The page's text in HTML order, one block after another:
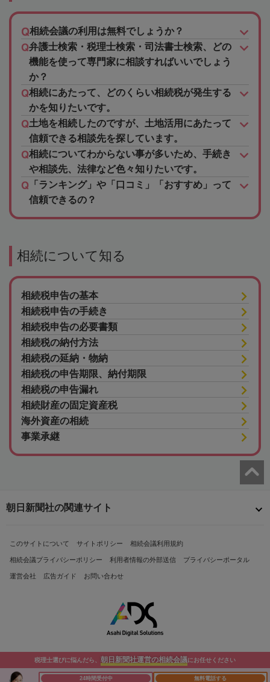
相続会議の利用は無料でしょうか？
弁護士検索・税理士検索・司法書士検索、どの
機能を使って専門家に相談すればいいでしょう
か？
相続にあたって、どのくらい相続税が発生する
かを知りたいです。
土地を相続したのですが、土地活用にあたって
信頼できる相談先を探しています。
相続についてわからない事が多いため、手続き
や相談先、法律など色々知りたいです。
「ランキング」や「口コミ」「おすすめ」って
信頼できるの？
相続について知る
相続税申告の基本
相続税申告の手続き
相続税申告の必要書類
相続税の納付方法
相続税の延納・物納
相続税の申告期限、納付期限
相続税の申告漏れ
相続財産の固定資産税
海外資産の相続
事業承継
税理士選びに悩んだら、 朝日新聞社運営の相続会議にお任せください
24時間受付中 無料電話する
朝日新聞社の関連サイト
このサイトについて サイトポリシー 相続会議利用規約
相続会議プライバシーポリシー 利用者情報の外部送信 プライバシーポータル
運営会社 広告ガイド お問い合わせ
Copyright© The Asahi Shimbun Company. All Rights Reserved.